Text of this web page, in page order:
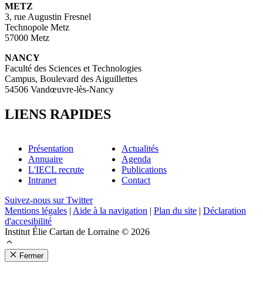
METZ
3, rue Augustin Fresnel
Technopole Metz
57000 Metz
NANCY
Faculté des Sciences et Technologies
Campus, Boulevard des Aiguillettes
54506 Vandœuvre-lès-Nancy
LIENS RAPIDES
Présentation
Annuaire
L'IECL recrute
Intranet
Actualités
Agenda
Publications
Contact
Suivez-nous sur Twitter
Mentions légales | Aide à la navigation | Plan du site | Déclaration
d'accesibilité
Institut Élie Cartan de Lorraine © 2026
Fermer